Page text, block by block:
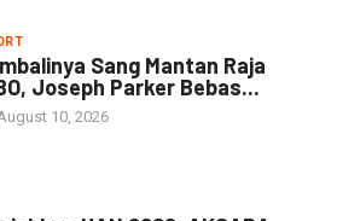
Sang Mantan Raja
Joseph Parker Bebas...
10, 2026